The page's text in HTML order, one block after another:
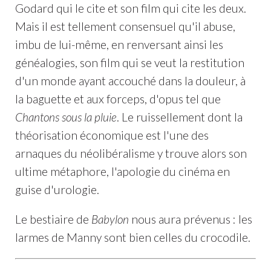
Godard qui le cite et son film qui cite les deux.
Mais il est tellement consensuel qu'il abuse,
imbu de lui-même, en renversant ainsi les
généalogies, son film qui se veut la restitution
d'un monde ayant accouché dans la douleur, à
la baguette et aux forceps, d'opus tel que
Chantons sous la pluie. Le ruissellement dont la
théorisation économique est l'une des
arnaques du néolibéralisme y trouve alors son
ultime métaphore, l'apologie du cinéma en
guise d'urologie.
Le bestiaire de Babylon nous aura prévenus : les
larmes de Manny sont bien celles du crocodile.